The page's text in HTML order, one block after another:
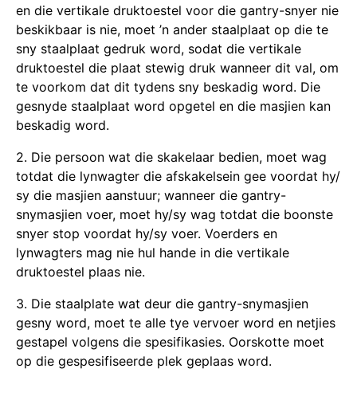
en die vertikale druktoestel voor die gantry-snyer nie
beskikbaar is nie, moet ’n ander staalplaat op die te
sny staalplaat gedruk word, sodat die vertikale
druktoestel die plaat stewig druk wanneer dit val, om
te voorkom dat dit tydens sny beskadig word. Die
gesnyde staalplaat word opgetel en die masjien kan
beskadig word.
2. Die persoon wat die skakelaar bedien, moet wag
totdat die lynwagter die afskakelsein gee voordat hy/
sy die masjien aanstuur; wanneer die gantry-
snymasjien voer, moet hy/sy wag totdat die boonste
snyer stop voordat hy/sy voer. Voerders en
lynwagters mag nie hul hande in die vertikale
druktoestel plaas nie.
3. Die staalplate wat deur die gantry-snymasjien
gesny word, moet te alle tye vervoer word en netjies
gestapel volgens die spesifikasies. Oorskotte moet
op die gespesifiseerde plek geplaas word.